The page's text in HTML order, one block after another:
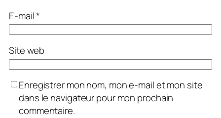
E-mail*
Site web
Enregistrer mon nom, mon e-mail et mon site
dans le navigateur pour mon prochain
commentaire.